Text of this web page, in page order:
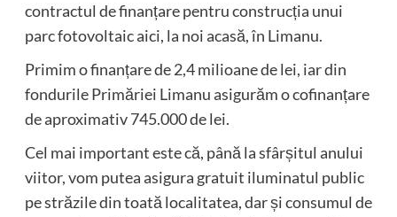
contractul de finanțare pentru construcția unui
parc fotovoltaic aici, la noi acasă, în Limanu.
Primim o finanțare de 2,4 milioane de lei, iar din
fondurile Primăriei Limanu asigurăm o cofinanțare
de aproximativ 745.000 de lei.
Cel mai important este că, până la sfârșitul anului
viitor, vom putea asigura gratuit iluminatul public
pe străzile din toată localitatea, dar și consumul de